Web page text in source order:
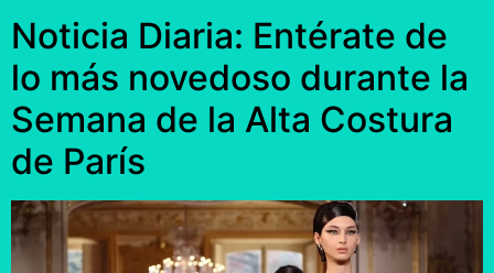
Noticia Diaria: Entérate de
lo más novedoso durante la
Semana de la Alta Costura
de París